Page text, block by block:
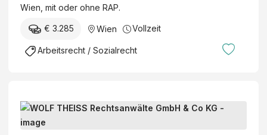
Wien, mit oder ohne RAP.
€ 3.285 Wien Vollzeit
Arbeitsrecht / Sozialrecht
R
e